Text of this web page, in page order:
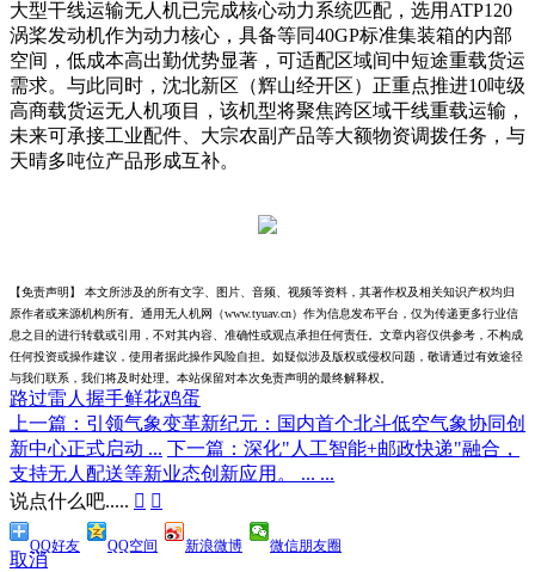
大型干线运输无人机已完成核心动力系统匹配，选用ATP120
涡桨发动机作为动力核心，具备等同40GP标准集装箱的内部
空间，低成本高出勤优势显著，可适配区域间中短途重载货运
需求。与此同时，沈北新区（辉山经开区）正重点推进10吨级
高商载货运无人机项目，该机型将聚焦跨区域干线重载运输，
未来可承接工业配件、大宗农副产品等大额物资调拨任务，与
天晴多吨位产品形成互补。
【免责声明】 本文所涉及的所有文字、图片、音频、视频等资料，其著作权及相关知识产权均归
原作者或来源机构所有。通用无人机网（www.tyuav.cn）作为信息发布平台，仅为传递更多行业信
息之目的进行转载或引用，不对其内容、准确性或观点承担任何责任。文章内容仅供参考，不构成
任何投资或操作建议，使用者据此操作风险自担。如疑似涉及版权或侵权问题，敬请通过有效途径
与我们联系，我们将及时处理。本站保留对本次免责声明的最终解释权。
路过雷人握手鲜花鸡蛋
上一篇：引领气象变革新纪元：国内首个北斗低空气象协同创
新中心正式启动 ... 下一篇：深化"人工智能+邮政快递"融合，
支持无人配送等新业态创新应用。 ... ...
说点什么吧.....  
QQ好友 QQ空间 新浪微博 微信朋友圈
取消